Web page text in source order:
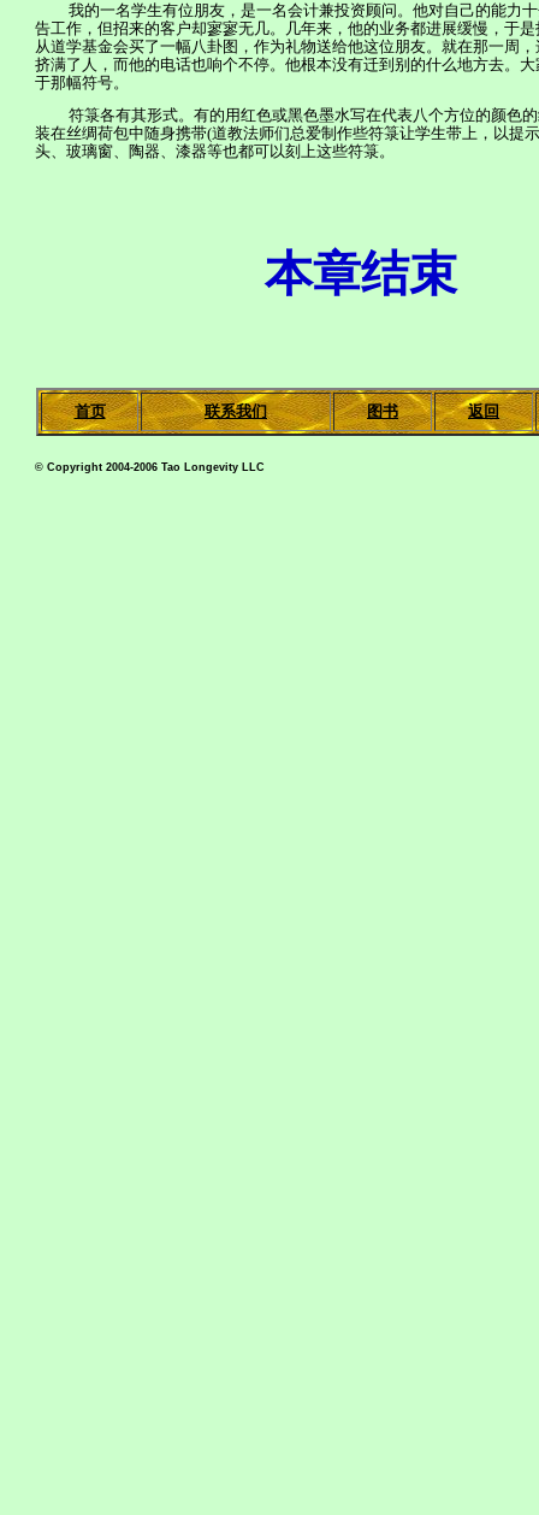
我的一名学生有位朋友，是一名会计兼投资顾问。他对自己的能力
告工作，但招来的客户却寥寥无几。几年来，他的业务都进展缓慢，于
从道学基金会买了一幅八卦图，作为礼物送给他这位朋友。就在那一周
挤满了人，而他的电话也响个不停。他根本没有迁到别的什么地方去。
于那幅符号。
符箓各有其形式。有的用红色或黑色墨水写在代表八个方位的颜色
装在丝绸荷包中随身携带(道教法师们总爱制作些符箓让学生带上，以提
头、玻璃窗、陶器、漆器等也都可以刻上这些符箓。
本章结束
首页 联系我们 图书 返回
© Copyright 2004-2006 Tao Longevity LLC